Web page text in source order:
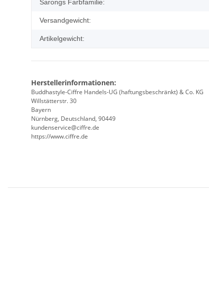
Sarongs Farbfamilie:
Versandgewicht:
Artikelgewicht:
Herstellerinformationen:
Buddhastyle-Ciffre Handels-UG (haftungsbeschränkt) & Co. KG
Willstätterstr. 30
Bayern
Nürnberg, Deutschland, 90449
kundenservice@ciffre.de
https://www.ciffre.de